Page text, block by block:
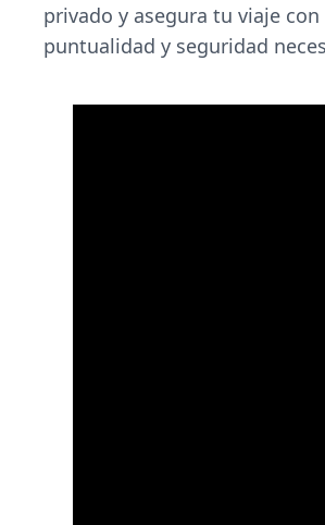
privado y asegura tu viaje con
puntualidad y seguridad